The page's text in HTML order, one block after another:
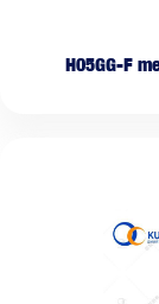
H05GG-F